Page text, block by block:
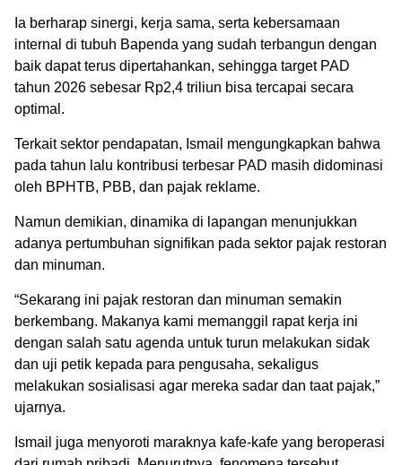
Ia berharap sinergi, kerja sama, serta kebersamaan
internal di tubuh Bapenda yang sudah terbangun dengan
baik dapat terus dipertahankan, sehingga target PAD
tahun 2026 sebesar Rp2,4 triliun bisa tercapai secara
optimal.
Terkait sektor pendapatan, Ismail mengungkapkan bahwa
pada tahun lalu kontribusi terbesar PAD masih didominasi
oleh BPHTB, PBB, dan pajak reklame.
Namun demikian, dinamika di lapangan menunjukkan
adanya pertumbuhan signifikan pada sektor pajak restoran
dan minuman.
“Sekarang ini pajak restoran dan minuman semakin
berkembang. Makanya kami memanggil rapat kerja ini
dengan salah satu agenda untuk turun melakukan sidak
dan uji petik kepada para pengusaha, sekaligus
melakukan sosialisasi agar mereka sadar dan taat pajak,”
ujarnya.
Ismail juga menyoroti maraknya kafe-kafe yang beroperasi